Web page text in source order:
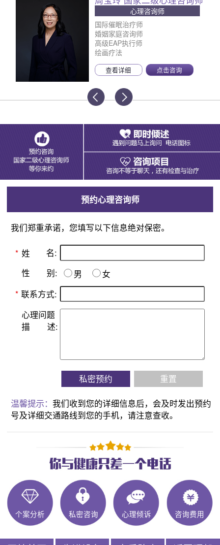
心理咨询师
国际催眠治疗师
婚姻家庭咨询师
高级EAP执行师
绘画疗法
查看详细 点击咨询
预约心理咨询师
我们郑重承诺，您填写以下信息绝对保密。
* 姓 名:
性 别: 男
女
* 联系方式:
心理问题
描
述:
私密预约 重置
温馨提示：我们收到您的详细信息后，会及时发出预约
号及详细交通路线到您的手机，请注意查收。
个案分析 私密咨询 心理倾诉 咨询费用